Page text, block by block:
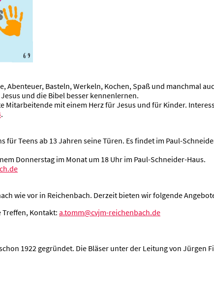
Abenteuer, Basteln, Werkeln, Kochen, Spaß und manchmal
und die Bibel besser kennenlernen.
Mitarbeitende mit einem Herz für Jesus und für Kinder.
.
für Teens ab 13 Jahren seine Türen. Es findet im Paul-
Donnerstag im Monat um 18 Uhr im Paul-Schneider-Haus.
wie vor in Reichenbach. Derzeit bieten wir folgende
Treffen, Kontakt:a.tomm@cvjm-reichenbach.de
1922 gegründet. Die Bläser unter der Leitung von Jürgen